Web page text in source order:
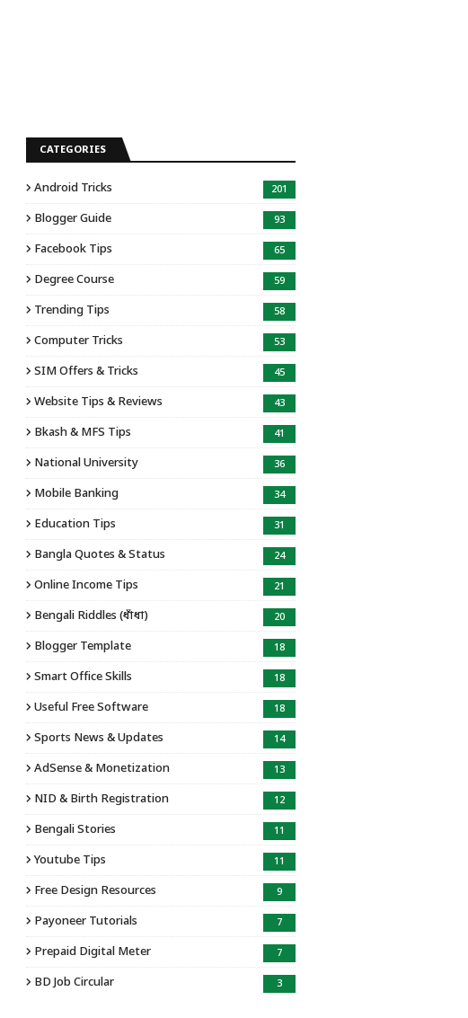
CATEGORIES
Android Tricks 201
Blogger Guide 93
Facebook Tips 65
Degree Course 59
Trending Tips 58
Computer Tricks 53
SIM Offers & Tricks 45
Website Tips & Reviews 43
Bkash & MFS Tips 41
National University 36
Mobile Banking 34
Education Tips 31
Bangla Quotes & Status 24
Online Income Tips 21
Bengali Riddles (ধাঁধা) 20
Blogger Template 18
Smart Office Skills 18
Useful Free Software 18
Sports News & Updates 14
AdSense & Monetization 13
NID & Birth Registration 12
Bengali Stories 11
Youtube Tips 11
Free Design Resources 9
Payoneer Tutorials 7
Prepaid Digital Meter 7
BD Job Circular 3